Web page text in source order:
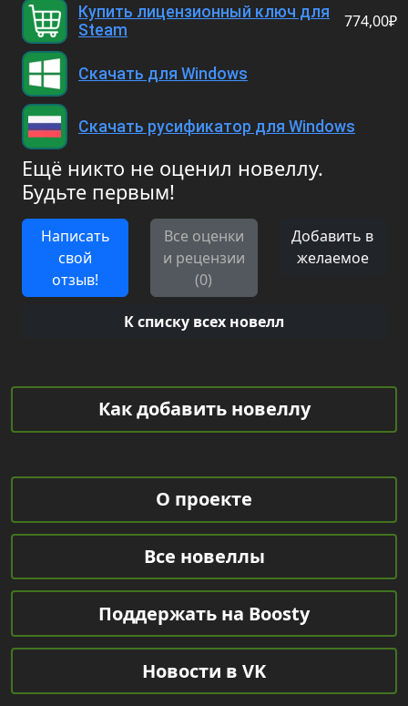
Купить лицензионный ключ для
Steam
774,00₽
Скачать для Windows
Скачать русификатор для Windows
Ещё никто не оценил новеллу.
Будьте первым!
Написать
свой
отзыв!
Все оценки
и рецензии
(0)
Добавить в
желаемое
К списку всех новелл
Как добавить новеллу
О проекте
Все новеллы
Поддержать на Boosty
Новости в VK